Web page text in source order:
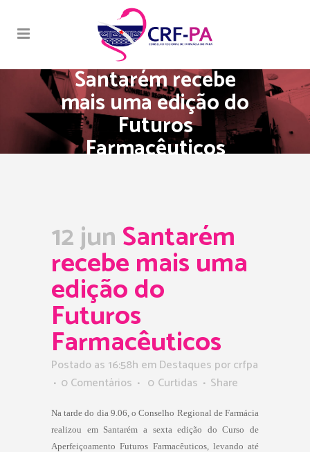
Santarém recebe
mais uma edição do
Futuros
Farmacêuticos
12 junSantarém
recebe mais uma
edição do
Futuros
Farmacêuticos
Postado as 16:58h emDestaques porcrfpa
0 Comentários
0 Curtidas Share
Na tarde do dia 9.06, o Conselho Regional de Farmácia
realizou em Santarém a sexta edição do Curso de
Aperfeiçoamento Futuros Farmacêuticos, levando até